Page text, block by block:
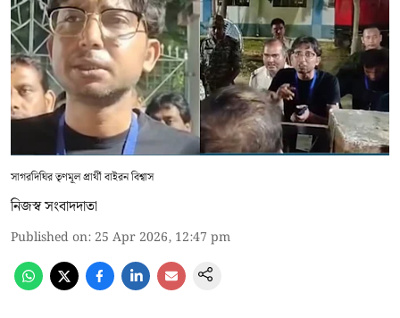
সাগরদিঘির তৃণমূল প্রার্থী বাইরন বিশ্বাস
নিজস্ব সংবাদদাতা
Published on: 25 Apr 2026, 12:47 pm